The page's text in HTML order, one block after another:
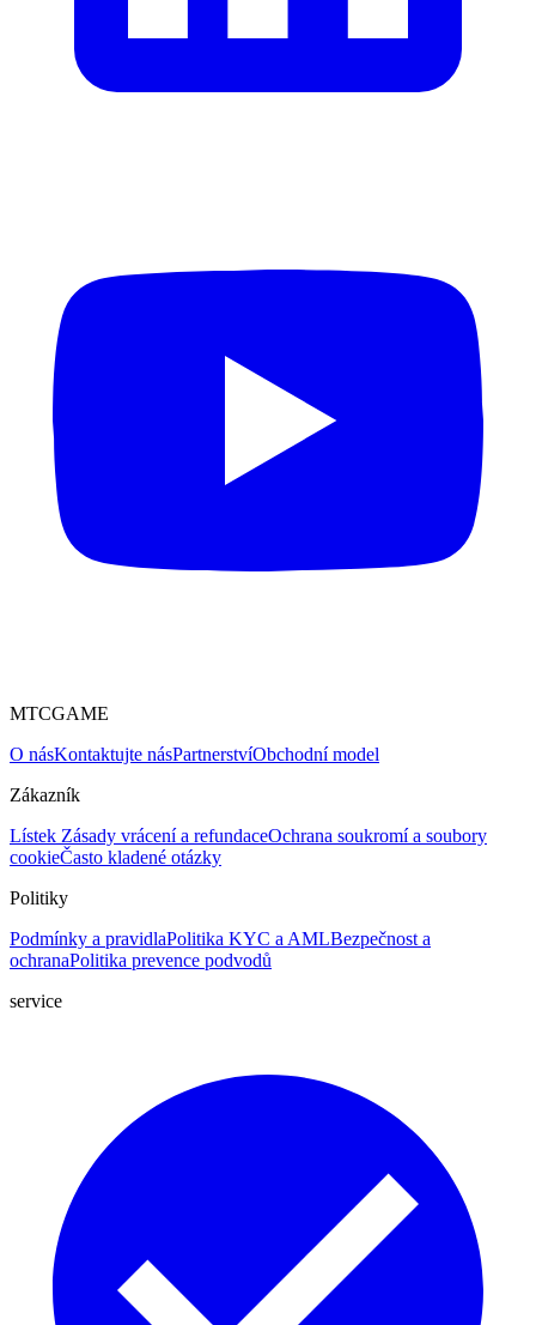
MTCGAME
O násKontaktujte násPartnerstvíObchodní model
Zákazník
Lístek Zásady vrácení a refundaceOchrana soukromí a soubory
cookieČasto kladené otázky
Politiky
Podmínky a pravidlaPolitika KYC a AMLBezpečnost a
ochranaPolitika prevence podvodů
service